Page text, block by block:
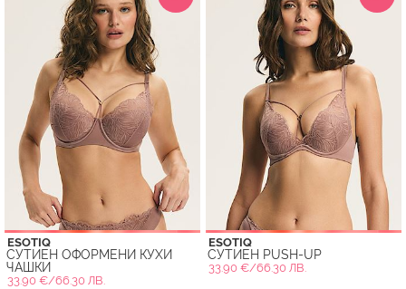
ESOTIQ
СУТИЕН ОФОРМЕНИ КУХИ
ЧАШКИ
33.90 €/66.30 ЛВ.
ESOTIQ
СУТИЕН PUSH-UP
33.90 €/66.30 ЛВ.